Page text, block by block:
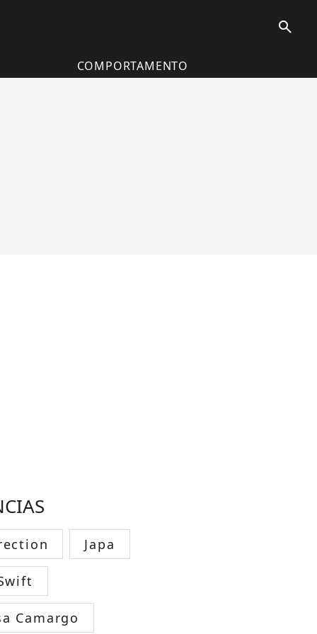
search
COMPORTAMENTO
Japa
Camargo